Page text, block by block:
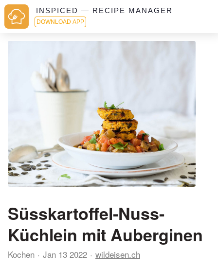
INSPICED — RECIPE MANAGER
DOWNLOAD APP
Süsskartoffel-Nuss-
Küchlein mit Auberginen
Kochen Jan 13 2022 wildeisen.ch